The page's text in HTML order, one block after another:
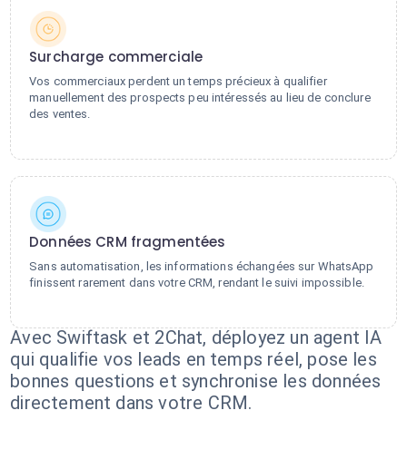
Surcharge commerciale
Vos commerciaux perdent un temps précieux à qualifier
manuellement des prospects peu intéressés au lieu de conclure
des ventes.
Données CRM fragmentées
Sans automatisation, les informations échangées sur WhatsApp
finissent rarement dans votre CRM, rendant le suivi impossible.
Avec Swiftask et 2Chat, déployez un agent IA
qui qualifie vos leads en temps réel, pose les
bonnes questions et synchronise les données
directement dans votre CRM.